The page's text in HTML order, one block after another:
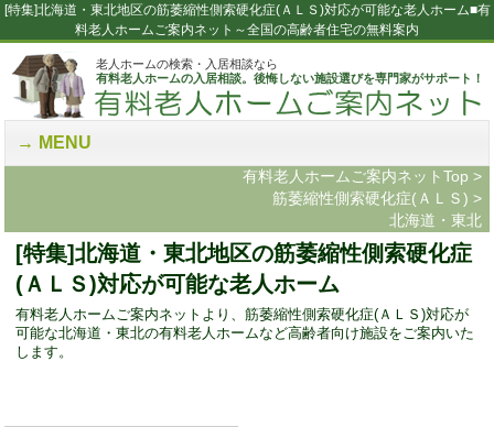
[特集]北海道・東北地区の筋萎縮性側索硬化症(ＡＬＳ)対応が可能な老人ホーム■有
料老人ホームご案内ネット～全国の高齢者住宅の無料案内
老人ホームの検索・入居相談なら
有料老人ホームの入居相談。後悔しない施設選びを専門家がサポート！
MENU
有料老人ホームご案内ネットTop >
筋萎縮性側索硬化症(ＡＬＳ) >
北海道・東北
[特集]北海道・東北地区の筋萎縮性側索硬化症
(ＡＬＳ)対応が可能な老人ホーム
有料老人ホームご案内ネットより、筋萎縮性側索硬化症(ＡＬＳ)対応が
可能な北海道・東北の有料老人ホームなど高齢者向け施設をご案内いた
します。